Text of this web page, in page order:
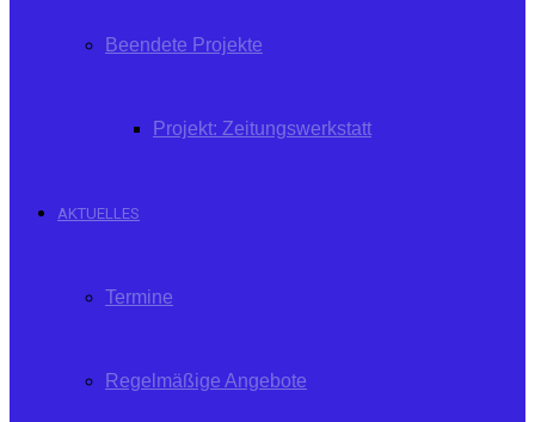
Beendete Projekte
Projekt: Zeitungswerkstatt
AKTUELLES
Termine
Regelmäßige Angebote